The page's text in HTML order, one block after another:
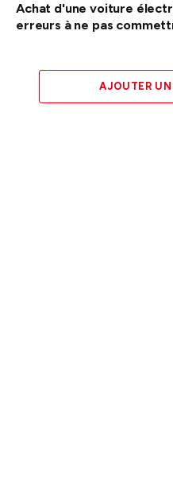
Achat d'une voiture
erreurs à ne pas
AJOUTER UN